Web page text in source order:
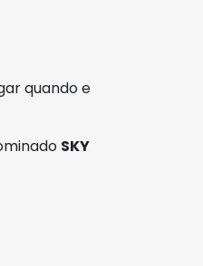
quando e
SKY